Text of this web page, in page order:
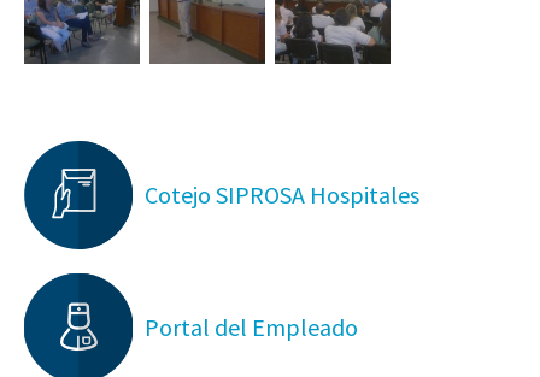
Cotejo SIPROSA Hospitales
Portal del Empleado